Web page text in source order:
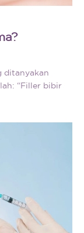
ditanyakan
“Filler bibir